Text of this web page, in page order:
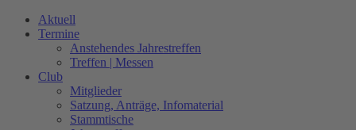
Aktuell
Termine
Anstehendes Jahrestreffen
Treffen | Messen
Club
Mitglieder
Satzung, Anträge, Infomaterial
Stammtische